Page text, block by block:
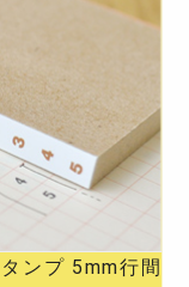
ンプ 5mm行間